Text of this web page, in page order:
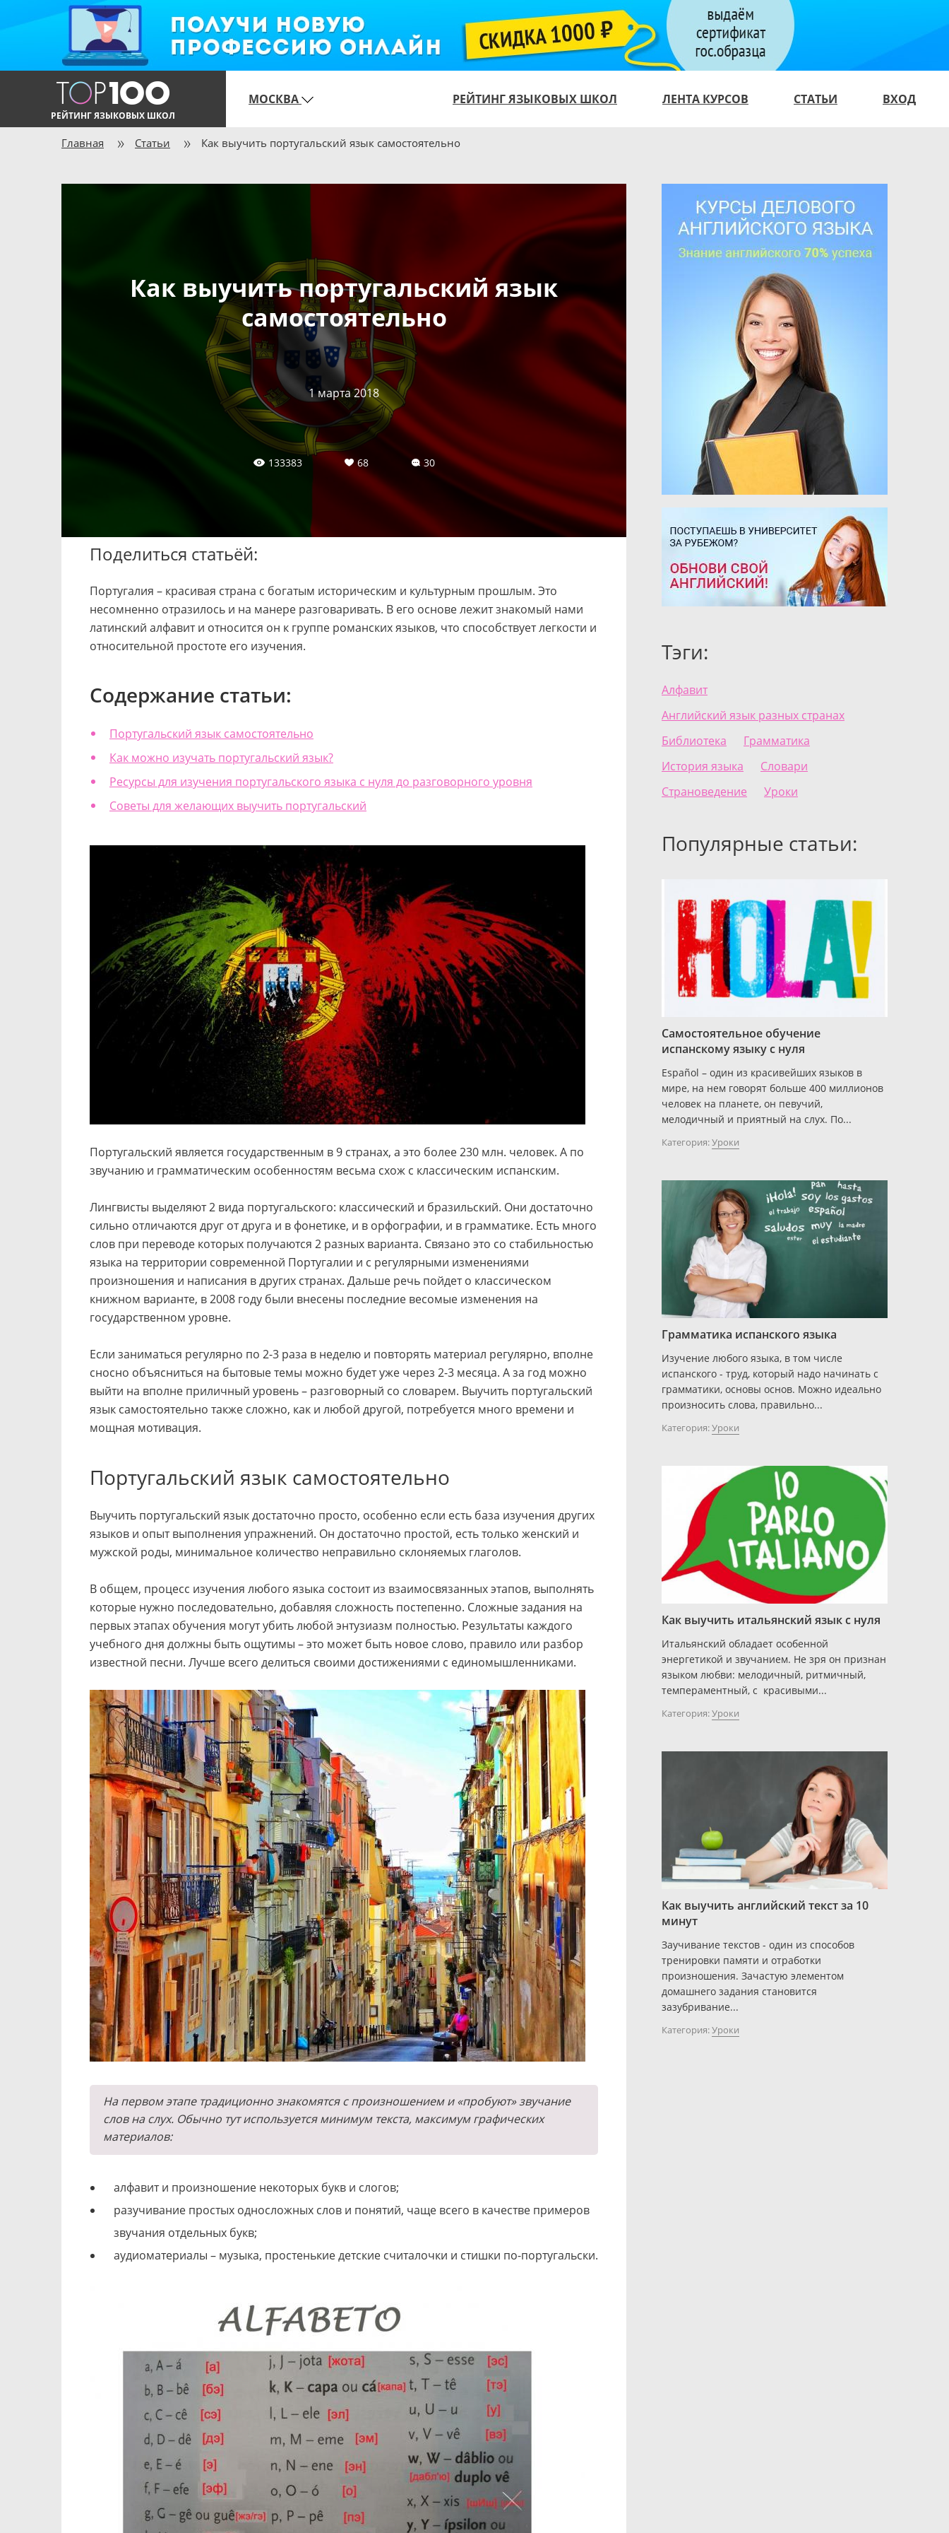
РЕЙТИНГ ЯЗЫКОВЫХ ШКОЛ
МОСКВА РЕЙТИНГ ЯЗЫКОВЫХ ШКОЛ ЛЕНТА КУРСОВ СТАТЬИ ВХОД
Главная Статьи Как выучить португальский язык самостоятельно
Как выучить португальский язык
самостоятельно
1 марта 2018
133383 68 30
Поделиться статьёй:
Португалия – красивая страна с богатым историческим и культурным прошлым. Это
несомненно отразилось и на манере разговаривать. В его основе лежит знакомый нами
латинский алфавит и относится он к группе романских языков, что способствует легкости и
относительной простоте его изучения.
Содержание статьи:
Португальский язык самостоятельно
Как можно изучать португальский язык?
Ресурсы для изучения португальского языка с нуля до разговорного уровня
Советы для желающих выучить португальский
Португальский является государственным в 9 странах, а это более 230 млн. человек. А по
звучанию и грамматическим особенностям весьма схож с классическим испанским.
Лингвисты выделяют 2 вида португальского: классический и бразильский. Они достаточно
сильно отличаются друг от друга и в фонетике, и в орфографии, и в грамматике. Есть много
слов при переводе которых получаются 2 разных варианта. Связано это со стабильностью
языка на территории современной Португалии и с регулярными изменениями
произношения и написания в других странах. Дальше речь пойдет о классическом
книжном варианте, в 2008 году были внесены последние весомые изменения на
государственном уровне.
Если заниматься регулярно по 2-3 раза в неделю и повторять материал регулярно, вполне
сносно объясниться на бытовые темы можно будет уже через 2-3 месяца. А за год можно
выйти на вполне приличный уровень – разговорный со словарем. Выучить португальский
язык самостоятельно также сложно, как и любой другой, потребуется много времени и
мощная мотивация.
Португальский язык самостоятельно
Выучить португальский язык достаточно просто, особенно если есть база изучения других
языков и опыт выполнения упражнений. Он достаточно простой, есть только женский и
мужской роды, минимальное количество неправильно склоняемых глаголов.
В общем, процесс изучения любого языка состоит из взаимосвязанных этапов, выполнять
которые нужно последовательно, добавляя сложность постепенно. Сложные задания на
первых этапах обучения могут убить любой энтузиазм полностью. Результаты каждого
учебного дня должны быть ощутимы – это может быть новое слово, правило или разбор
известной песни. Лучше всего делиться своими достижениями с единомышленниками.
На первом этапе традиционно знакомятся с произношением и «пробуют» звучание
слов на слух. Обычно тут используется минимум текста, максимум графических
материалов:
алфавит и произношение некоторых букв и слогов;
разучивание простых односложных слов и понятий, чаще всего в качестве примеров
звучания отдельных букв;
аудиоматериалы – музыка, простенькие детские считалочки и стишки по-португальски.
Тэги:
Алфавит
Английский язык разных странах
Библиотека
Грамматика
История языка
Словари
Страноведение
Уроки
Популярные статьи:
Самостоятельное обучение
испанскому языку с нуля
Español – один из красивейших языков в
мире, на нем говорят больше 400 миллионов
человек на планете, он певучий,
мелодичный и приятный на слух. По...
Категория:Уроки
Грамматика испанского языка
Изучение любого языка, в том числе
испанского - труд, который надо начинать с
грамматики, основы основ. Можно идеально
произносить слова, правильно...
Категория:Уроки
Как выучить итальянский язык с нуля
Итальянский обладает особенной
энергетикой и звучанием. Не зря он признан
языком любви: мелодичный, ритмичный,
темпераментный, с красивыми...
Категория:Уроки
Как выучить английский текст за 10
минут
Заучивание текстов - один из способов
тренировки памяти и отработки
произношения. Зачастую элементом
домашнего задания становится
зазубривание...
Категория:Уроки